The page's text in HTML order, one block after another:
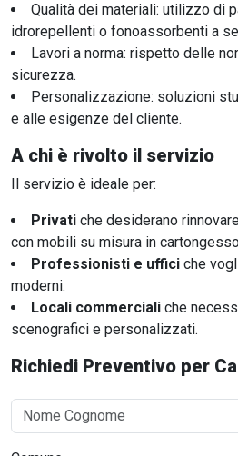
Qualità dei materiali: utilizzo di
idrorepellenti o fonoassorbenti a
Lavori a norma: rispetto delle
sicurezza.
Personalizzazione: soluzioni
e alle esigenze del cliente.
A chi è rivolto il servizio
Il servizio è ideale per:
Privati che desiderano
con mobili su misura in
Professionisti e uffici che
moderni.
Locali commerciali che
scenografici e personalizzati.
Richiedi Preventivo per